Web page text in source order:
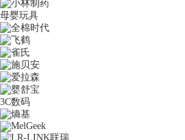
母婴玩具
3C数码